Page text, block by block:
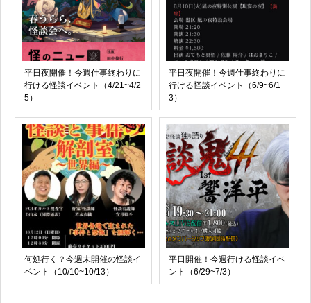
平日夜開催！今週仕事終わりに
行ける怪談イベント（4/21~4/2
5）
平日夜開催！今週仕事終わりに
行ける怪談イベント（6/9~6/1
3）
何処行く？今週末開催の怪談イ
ベント（10/10~10/13）
平日開催！今週行ける怪談イベ
ント（6/29~7/3）